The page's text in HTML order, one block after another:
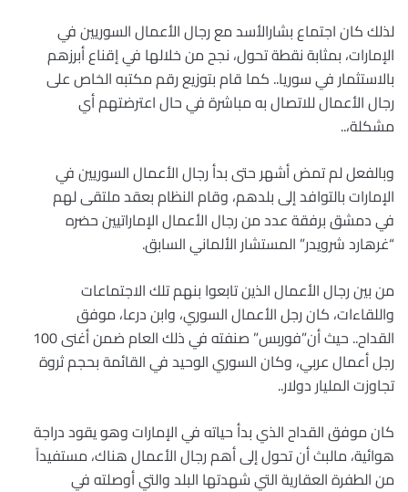
لذلك كان اجتماع بشارالأسد مع رجال الأعمال السوريين في
الإمارات، بمثابة نقطة تحول، نجح من خلالها في إقناع أبرزهم
بالاستثمار في سوريا.. كما قام بتوزيع رقم مكتبه الخاص على
رجال الأعمال للاتصال به مباشرة في حال اعترضتهم أي
مشكلة،..
وبالفعل لم تمض أشهر حتى بدأ رجال الأعمال السوريين في
الإمارات بالتوافد إلى بلدهم، وقام النظام بعقد ملتقى لهم
في دمشق برفقة عدد من رجال الأعمال الإماراتيين حضره
“غرهارد شرويدر” المستشار الألماني السابق.
من بين رجال الأعمال الذين تابعوا بنهم تلك الاجتماعات
واللقاءات، كان رجل الأعمال السوري، وابن درعا، موفق
القداح.. حيث أن”فوربس” صنفته في ذلك العام ضمن أغنى 100
رجل أعمال عربي، وكان السوري الوحيد في القائمة بحجم ثروة
تجاوزت المليار دولار..
كان موفق القداح الذي بدأ حياته في الإمارات وهو يقود دراجة
هوائية، مالبث أن تحول إلى أهم رجال الأعمال هناك، مستفيداً
من الطفرة العقارية التي شهدتها البلد والتي أوصلته في